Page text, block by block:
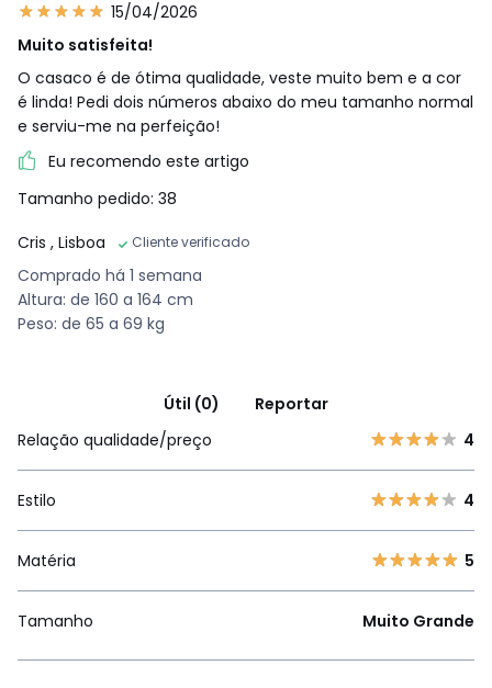
15/04/2026
Muito satisfeita!
O casaco é de ótima qualidade, veste muito bem e a cor
é linda! Pedi dois números abaixo do meu tamanho normal
e serviu-me na perfeição!
Eu recomendo este artigo
Tamanho pedido: 38
Cris , Lisboa Cliente verificado
Comprado há 1 semana
Altura: de 160 a 164 cm
Peso: de 65 a 69 kg
Útil (0)
Reportar
Relação qualidade/preço
4
Estilo 4
Matéria 5
Tamanho Muito Grande